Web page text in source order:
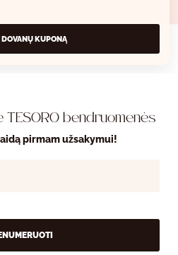
KUPONĄ
TESORO bendruomenės
pirmam užsakymui!